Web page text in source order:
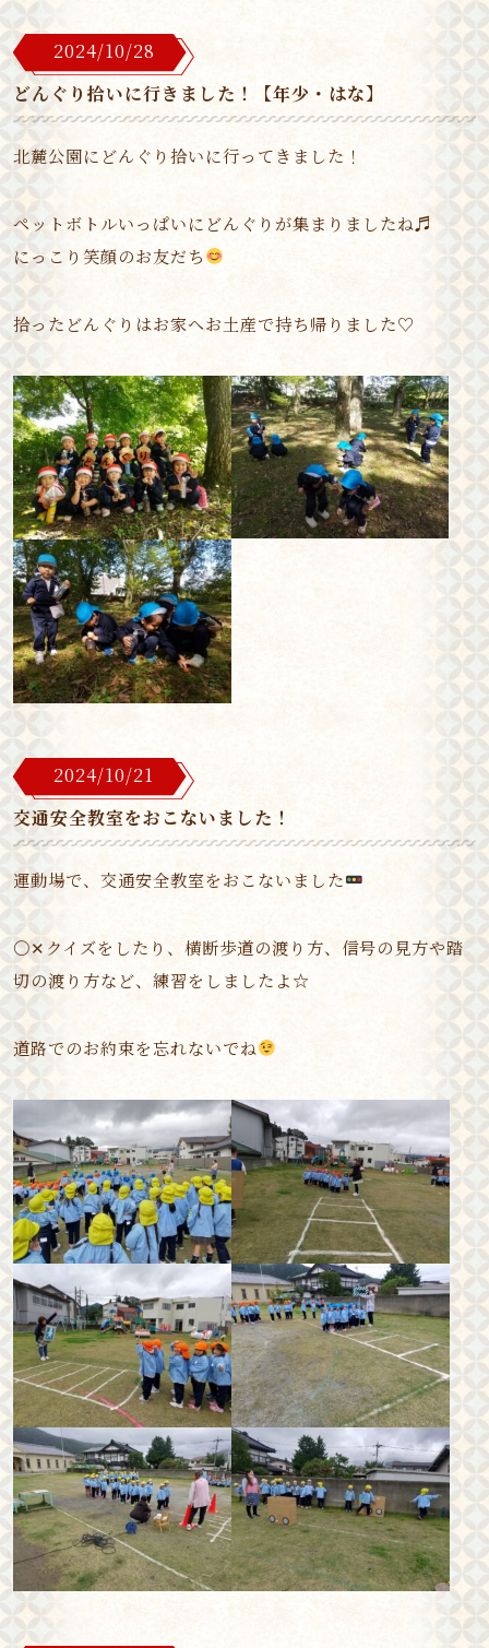
2024/10/28
どんぐり拾いに行きました！【年少・はな】
北麓公園にどんぐり拾いに行ってきました！
ペットボトルいっぱいにどんぐりが集まりましたね♬
にっこり笑顔のお友だち
拾ったどんぐりはお家へお土産で持ち帰りました♡
2024/10/21
交通安全教室をおこないました！
運動場で、交通安全教室をおこないました
〇✕クイズをしたり、横断歩道の渡り方、信号の見方や踏
切の渡り方など、練習をしましたよ☆
道路でのお約束を忘れないでね